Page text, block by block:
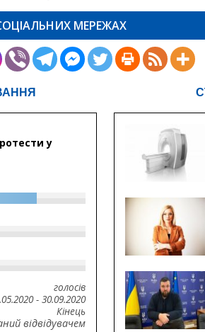
МЕРЕЖАХ
у
голосів
- 30.09.2020
Кінець
відвідувачем